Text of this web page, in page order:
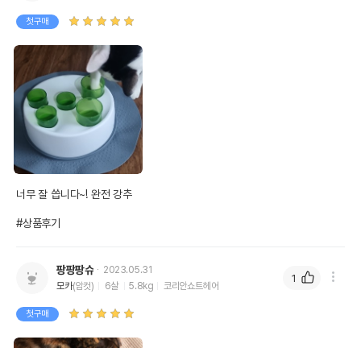
AS책임자와 전화번호
또는 소비자상담 관련
전화번호
유통기한
첫구매
너무 잘 씁니다~! 완전 강추
#상품후기
팡팡팡슈
2023.05.31
모카(암컷) 6살 5.8kg 코리안쇼트헤어
첫구매
1